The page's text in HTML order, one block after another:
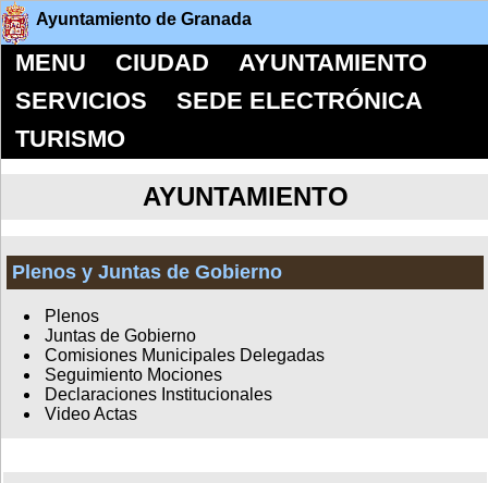
Ayuntamiento de Granada
MENU CIUDAD
AYUNTAMIENTO
SERVICIOS
SEDE ELECTRÓNICA
TURISMO
AYUNTAMIENTO
Plenos y Juntas de Gobierno
Plenos
Juntas de Gobierno
Comisiones Municipales Delegadas
Seguimiento Mociones
Declaraciones Institucionales
Video Actas